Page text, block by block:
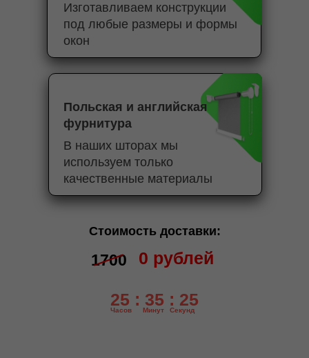
25 : 35 : 25
Часов Минут Секунд
Стоимость доставки:
0 рублей
1700
Польская и английская
фурнитура
В наших шторах мы
используем только
качественные материалы
Изготавливаем конструкции
под любые размеры и формы
окон